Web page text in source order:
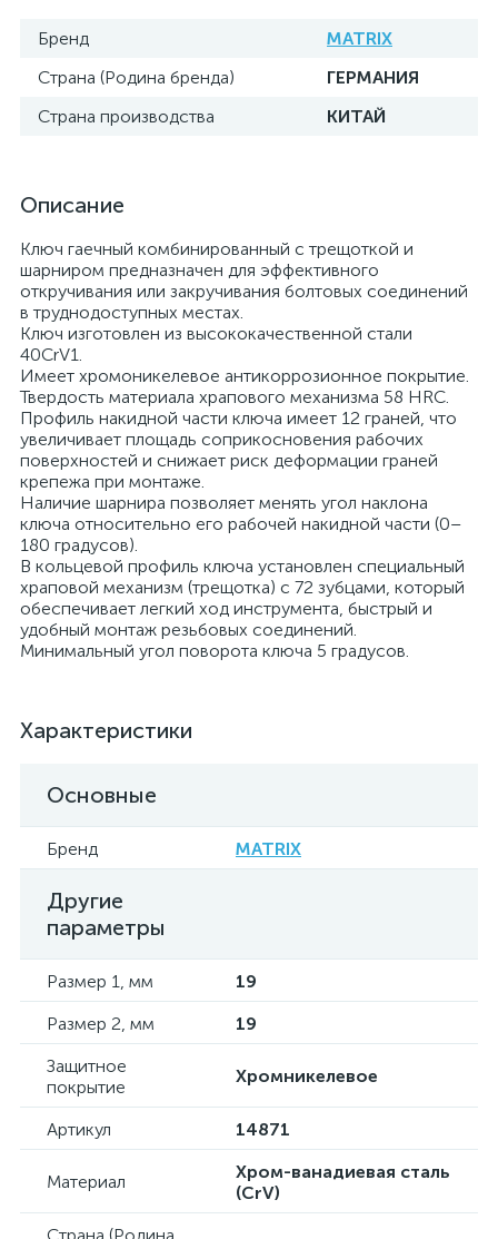
Бренд
MATRIX
Страна (Родина бренда)
ГЕРМАНИЯ
Страна производства
КИТАЙ
Описание
Ключ гаечный комбинированный с трещоткой и
шарниром предназначен для эффективного
откручивания или закручивания болтовых соединений
в труднодоступных местах.
Ключ изготовлен из высококачественной стали
40CrV1.
Имеет хромоникелевое антикоррозионное покрытие.
Твердость материала храпового механизма 58 HRС.
Профиль накидной части ключа имеет 12 граней, что
увеличивает площадь соприкосновения рабочих
поверхностей и снижает риск деформации граней
крепежа при монтаже.
Наличие шарнира позволяет менять угол наклона
ключа относительно его рабочей накидной части (0–
180 градусов).
В кольцевой профиль ключа установлен специальный
храповой механизм (трещотка) с 72 зубцами, который
обеспечивает легкий ход инструмента, быстрый и
удобный монтаж резьбовых соединений.
Минимальный угол поворота ключа 5 градусов.
Характеристики
Основные
Бренд MATRIX
Другие
параметры
Размер 1, мм
19
Размер 2, мм
19
Защитное
покрытие
Хромникелевое
Артикул 14871
Материал
Хром-ванадиевая сталь
(CrV)